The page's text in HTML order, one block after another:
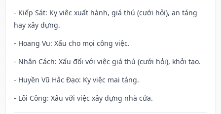
- Kiếp Sát: Kỵ việc xuất hành, giá thú (cưới hỏi), an táng
hay xây dựng.
- Hoang Vu: Xấu cho mọi công việc.
- Nhân Cách: Xấu đối với việc giá thú (cưới hỏi), khởi tạo.
- Huyền Vũ Hắc Đạo: Kỵ việc mai táng.
- Lôi Công: Xấu với việc xây dựng nhà cửa.